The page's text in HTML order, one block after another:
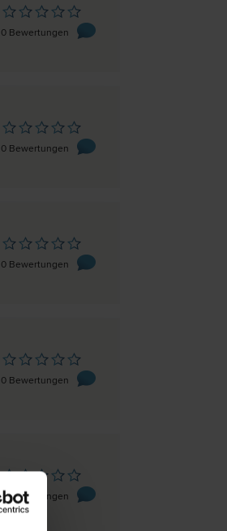
0 Bewertungen
0 Bewertungen
0 Bewertungen
0 Bewertungen
0 Bewertungen